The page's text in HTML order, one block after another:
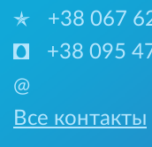
+38 067
+38 095
@
Все контакты